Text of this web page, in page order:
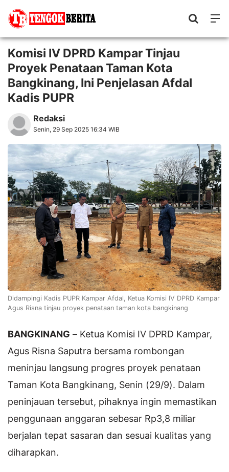
Komisi IV DPRD Kampar Tinjau
Proyek Penataan Taman Kota
Bangkinang, Ini Penjelasan Afdal
Kadis PUPR
Redaksi
Senin, 29 Sep 2025 16:34 WIB
Didampingi Kadis PUPR Kampar Afdal, Ketua Komisi IV DPRD Kampar
Agus Risna tinjau proyek penataan taman kota bangkinang
BANGKINANG – Ketua Komisi IV DPRD Kampar,
Agus Risna Saputra bersama rombongan
meninjau langsung progres proyek penataan
Taman Kota Bangkinang, Senin (29/9). Dalam
peninjauan tersebut, pihaknya ingin memastikan
penggunaan anggaran sebesar Rp3,8 miliar
berjalan tepat sasaran dan sesuai kualitas yang
diharapkan.